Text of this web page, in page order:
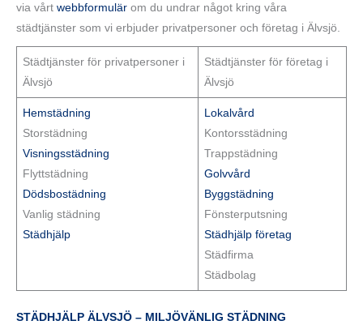
via vårt webbformulär om du undrar något kring våra
städtjänster som vi erbjuder privatpersoner och företag i Älvsjö.
Städtjänster för privatpersoner i
Älvsjö
Städtjänster för företag i
Älvsjö
Hemstädning
Storstädning
Visningsstädning
Flyttstädning
Dödsbostädning
Vanlig städning
Städhjälp
Lokalvård
Kontorsstädning
Trappstädning
Golvvård
Byggstädning
Fönsterputsning
Städhjälp företag
Städfirma
Städbolag
STÄDHJÄLP ÄLVSJÖ – MILJÖVÄNLIG STÄDNING